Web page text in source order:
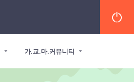
가.교.마.커뮤니티